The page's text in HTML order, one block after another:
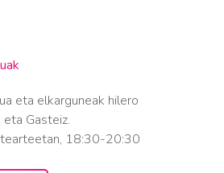
eta elkarguneak hilero
Gasteiz.
18:30-20:30